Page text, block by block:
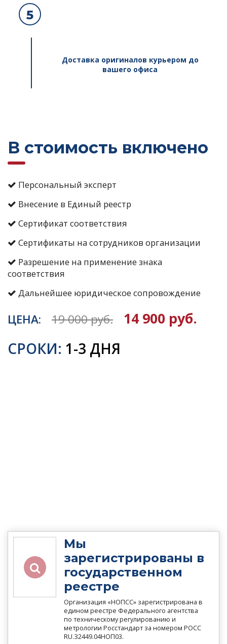
5
Доставка оригиналов курьером до
вашего офиса
В стоимость включено
Персональный эксперт
Внесение в Единый реестр
Сертификат соответствия
Сертификаты на сотрудников организации
Разрешение на применение знака
соответствия
Дальнейшее юридическое сопровождение
ЦЕНА: 19 000 руб. 14 900 руб.
СРОКИ: 1-3 ДНЯ
Мы
зарегистрированы в
государственном
реестре
Организация «НОПСС» зарегистрирована в
едином реестре Федерального агентства
по техническому регулированию и
метрологии Росстандарт за номером РОСС
RU.З2449.04НОП03.